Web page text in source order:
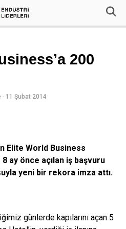
200
- 11 Şubat 2014
Elite World Business
8 ay önce açılan iş başvuru
yeni bir rekora imza attı.
günlerde kapılarını açan 5